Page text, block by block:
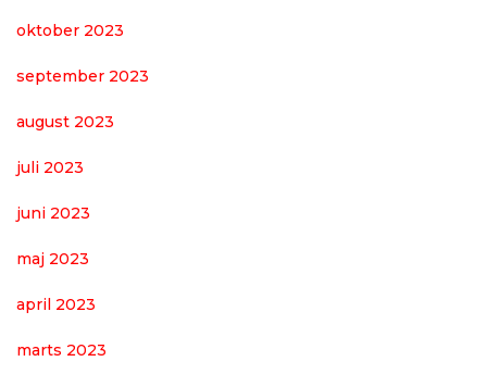
oktober 2023
september 2023
august 2023
juli 2023
juni 2023
maj 2023
april 2023
marts 2023